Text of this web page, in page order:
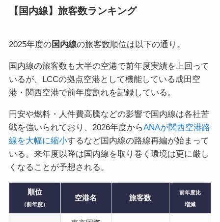
【国内線】旅客数ランキング
2025年度の国内線の旅客数順位は以下の通り。
国内線の旅客数も大半の空港で前年度実績を上回って
いるが、LCCの拠点空港として機能している成田空
港・関西空港で前年度割れを記録している。
円安や燃料・人件費高騰などの影響で国内線は各社苦
戦を強いられており、2026年度からANAが関西空港路
線を大幅に縮小するなど国内線の路線再編が始まって
いる。来年度以降は国内線を取り巻く環境は更に厳し
くなることが予想される。
順位
（前年度）
空港名 旅客数
前年度比
増減